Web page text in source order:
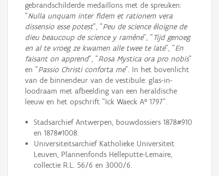
gebrandschilderde medaillons met de spreuken:
"Nulla unquam inter fidem et rationem vera
dissensio esse potest", "Peu de science éloigne de
dieu beaucoup de science y ramène", "Tijd genoeg
en al te vroeg ze kwamen alle twee te late", "En
faisant on apprend", "Rosa Mystica ora pro nobis"
en "Passio Christi conforta me". In het bovenlicht
van de binnendeur van de vestibule: glas-in-
loodraam met afbeelding van een heraldische
leeuw en het opschrift "Ick Waeck A° 1797".
Stadsarchief Antwerpen, bouwdossiers 1878#910
en 1878#1008.
Universiteitsarchief Katholieke Universiteit
Leuven, Plannenfonds Helleputte-Lemaire,
collectie R.L. 56/6 en 3000/6.